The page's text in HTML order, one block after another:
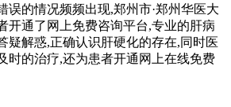
误的情况频频出现,郑州市·郑州华医大
开通了网上免费咨询平台,专业的肝病
疑解惑,正确认识肝硬化的存在,同时医
时的治疗,还为患者开通网上在线免费